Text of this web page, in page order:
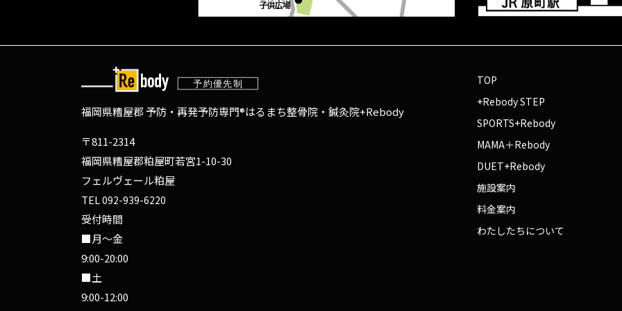
福岡県糟屋郡 予防・再発予防専門®はるまち整骨院・鍼灸院+Rebody
〒811-2314
福岡県糟屋郡粕屋町若宮1-10-30
フェルヴェール粕屋
TEL092-939-6220
受付時間
■月～金
9:00-20:00
■土
9:00-12:00
TOP
+Rebody STEP
SPORTS+Rebody
MAMA＋Rebody
DUET+Rebody
施設案内
料金案内
わたしたちについて